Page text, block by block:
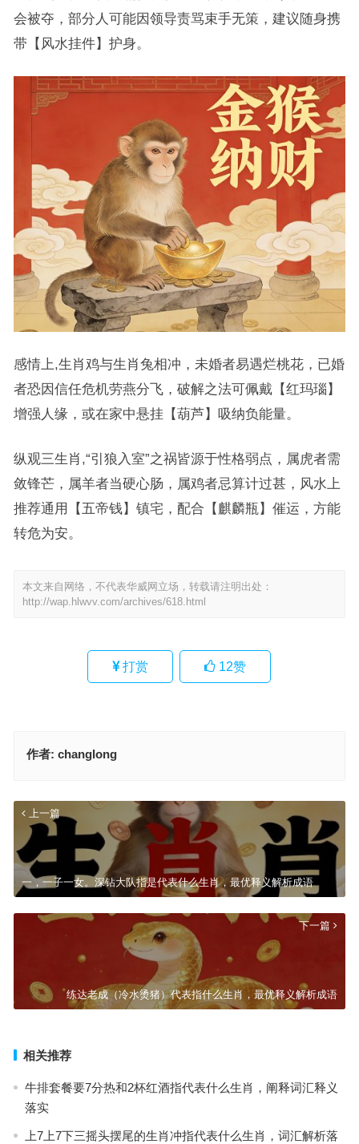
会被夺，部分人可能因领导责骂束手无策，建议随身携
带【风水挂件】护身。
感情上,生肖鸡与生肖兔相冲，未婚者易遇烂桃花，已婚
者恐因信任危机劳燕分飞，破解之法可佩戴【红玛瑙】
增强人缘，或在家中悬挂【葫芦】吸纳负能量。
纵观三生肖,“引狼入室”之祸皆源于性格弱点，属虎者需
敛锋芒，属羊者当硬心肠，属鸡者忌算计过甚，风水上
推荐通用【五帝钱】镇宅，配合【麒麟瓶】催运，方能
转危为安。
本文来自网络，不代表华威网立场，转载请注明出处：
http://wap.hlwvv.com/archives/618.html
打赏 12赞
作者: changlong
上一篇
一，一子一女。深钻大队指是代表什么生肖，最优释义解析成语
下一篇
练达老成（冷水烫猪）代表指什么生肖，最优释义解析成语
相关推荐
牛排套餐要7分热和2杯红酒指代表什么生肖，阐释词汇释义
落实
上7上7下三摇头摆尾的生肖冲指代表什么生肖，词汇解析落